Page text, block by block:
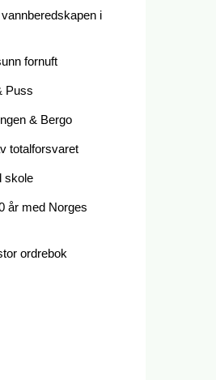
i
fornuft
Puss
& Bergo
totalforsvaret
skole
år med Norges
ordrebok